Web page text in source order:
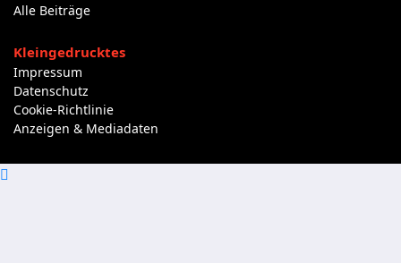
Alle Beiträge
Kleingedrucktes
Impressum
Datenschutz
Cookie-Richtlinie
Anzeigen & Mediadaten